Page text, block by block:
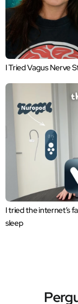
I Tried Vagus Nerve
I tried the internet’s
sleep